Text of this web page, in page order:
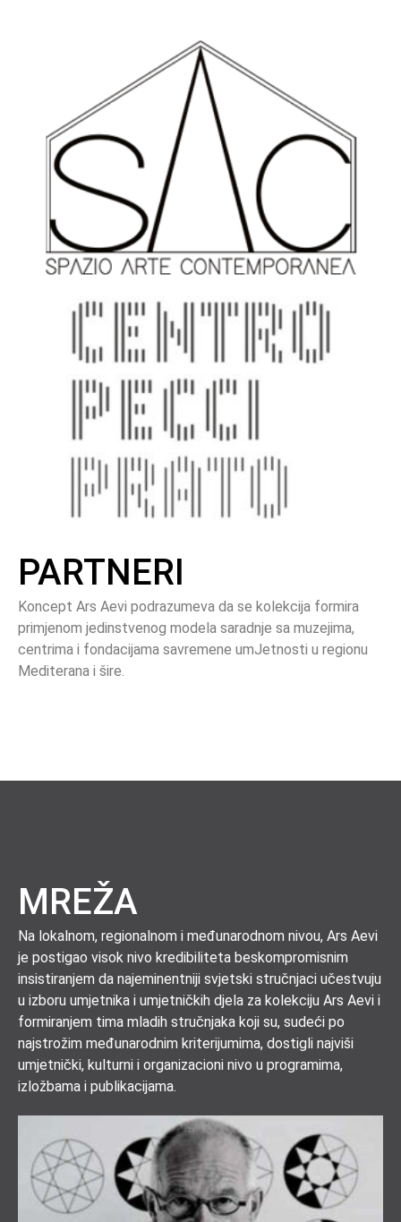
PARTNERI
Koncept Ars Aevi podrazumeva da se kolekcija formira
primjenom jedinstvenog modela saradnje sa muzejima,
centrima i fondacijama savremene umJetnosti u regionu
Mediterana i šire.
MREŽA
Na lokalnom, regionalnom i međunarodnom nivou, Ars Aevi
je postigao visok nivo kredibiliteta beskompromisnim
insistiranjem da najeminentniji svjetski stručnjaci učestvuju
u izboru umjetnika i umjetničkih djela za kolekciju Ars Aevi i
formiranjem tima mladih stručnjaka koji su, sudeći po
najstrožim međunarodnim kriterijumima, dostigli najviši
umjetnički, kulturni i organizacioni nivo u programima,
izložbama i publikacijama.